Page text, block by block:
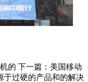
的 下一篇：美国移动
于过硬的产品和的解决